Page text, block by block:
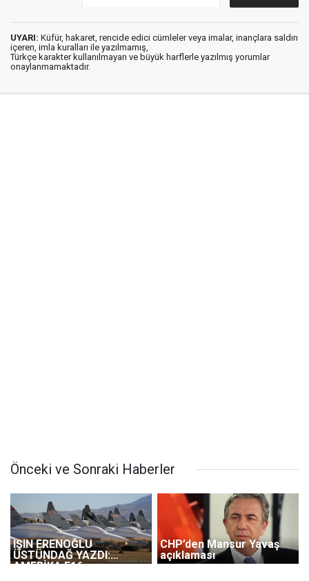
UYARI: Küfür, hakaret, rencide edici cümleler veya imalar, inançlara saldırı
içeren, imla kuralları ile yazılmamış,
Türkçe karakter kullanılmayan ve büyük harflerle yazılmış yorumlar
onaylanmamaktadır.
Önceki ve Sonraki Haberler
IŞIN ERENOĞLU
ÜSTÜNDAĞ YAZDI:
AMERİKA F16
CHP’den Mansur Yavaş
açıklaması